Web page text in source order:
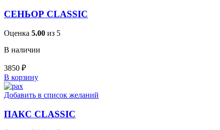
СЕНЬОР CLASSIC
Оценка 5.00 из 5
В наличии
3850 ₽
В корзину
Добавить в список желаний
ПАКС CLASSIC